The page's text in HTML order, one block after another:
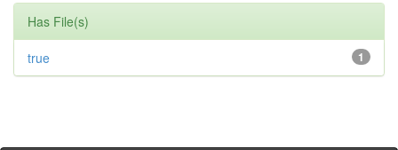
Has File(s)
1
true